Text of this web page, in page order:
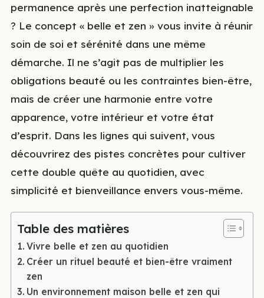
permanence après une perfection inatteignable
? Le concept « belle et zen » vous invite à réunir
soin de soi et sérénité dans une même
démarche. Il ne s’agit pas de multiplier les
obligations beauté ou les contraintes bien-être,
mais de créer une harmonie entre votre
apparence, votre intérieur et votre état
d’esprit. Dans les lignes qui suivent, vous
découvrirez des pistes concrètes pour cultiver
cette double quête au quotidien, avec
simplicité et bienveillance envers vous-même.
Table des matières
Vivre belle et zen au quotidien
Créer un rituel beauté et bien-être vraiment
zen
Un environnement maison belle et zen qui